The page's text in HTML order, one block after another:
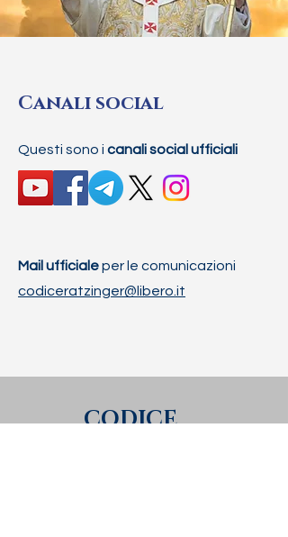
Canali social
Questi sono i canali social ufficiali
Mail ufficialeper le comunicazioni
codiceratzinger@libero.it
CODICE